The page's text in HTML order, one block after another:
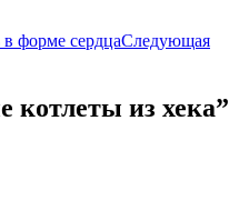
форме сердцаСледующая
из хека”